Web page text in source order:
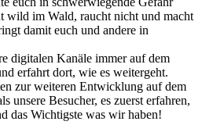
wild im Wald, raucht nicht und macht
damit euch und andere in
digitalen Kanäle immer auf dem
erfahrt dort, wie es weitergeht.
zur weiteren Entwicklung auf dem
unsere Besucher, es zuerst erfahren,
das Wichtigste was wir haben!